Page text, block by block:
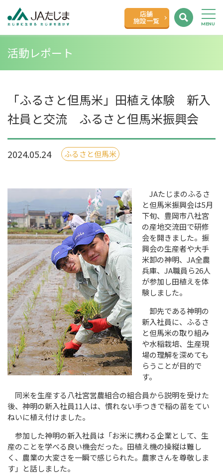
店舗
施設一覧
活動レポート
「ふるさと但馬米」田植え体験 新入
社員と交流 ふるさと但馬米振興会
2024.05.24 ふるさと但馬米
JAたじまのふるさ
と但馬米振興会は5月
下旬、豊岡市八社宮
の産地交流田で研修
会を開きました。振
興会の生産者や大手
米卸の神明、 JA全農
兵庫、 JA職員ら26人
が参加し田植えを体
験しました。
卸先である神明の
新入社員に、ふるさ
と但馬米の取り組み
や水稲栽培、生産現
場の理解を深めても
らうことが目的で
す。
同米を生産する八社宮営農組合の組合員から説明を受けた
後、神明の新入社員11人は、慣れない手つきで稲の苗をてい
ねいに植え付けました。
参加した神明の新入社員は「お米に携わる企業として、生
産のことを学べる良い機会だった。田植え機の操縦は難し
く、農業の大変さを一瞬で感じられた。農家さんを尊敬しま
す」と話しました。